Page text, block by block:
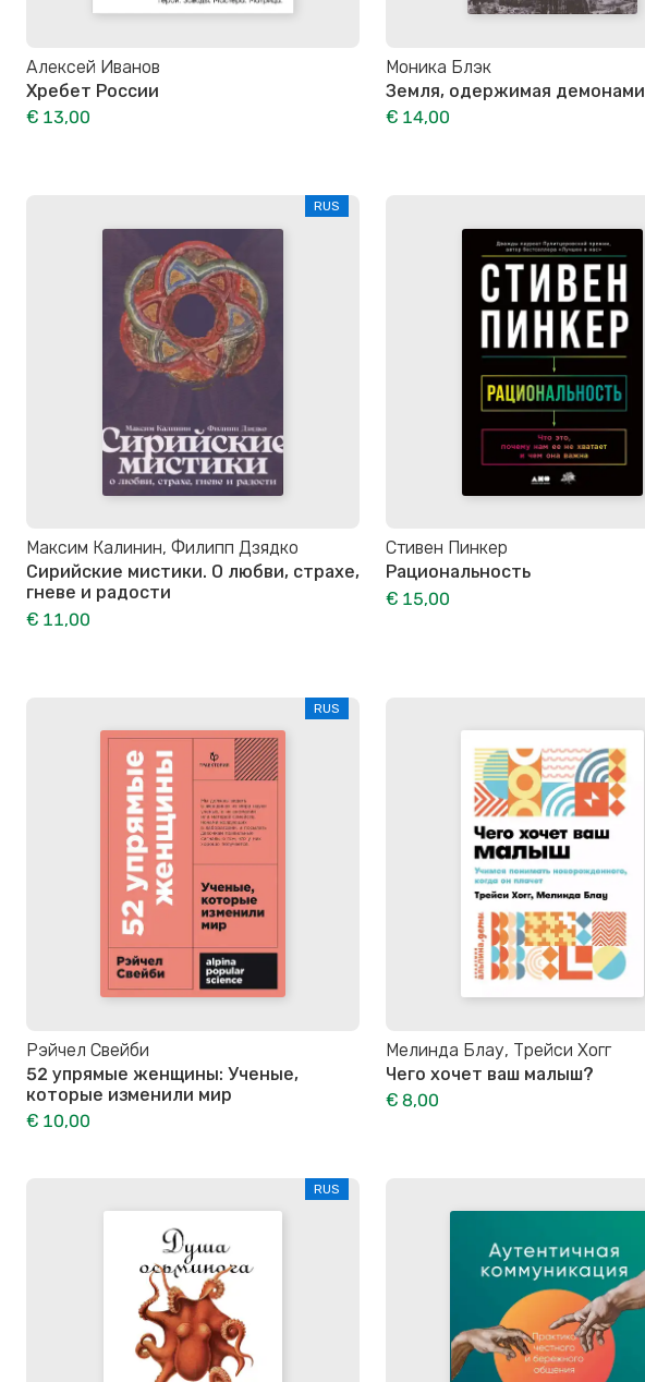
Алексей Иванов
Хребет России
€ 13,00
Моника Блэк
Земля, одержимая демонами
€ 14,00
RUS
Максим Калинин, Филипп Дзядко
Сирийские мистики. О любви, страхе,
гневе и радости
€ 11,00
Стивен Пинкер
Рациональность
€ 15,00
RUS
Рэйчел Свейби
52 упрямые женщины: Ученые,
которые изменили мир
€ 10,00
Мелинда Блау, Трейси Хогг
Чего хочет ваш малыш?
€ 8,00
RUS